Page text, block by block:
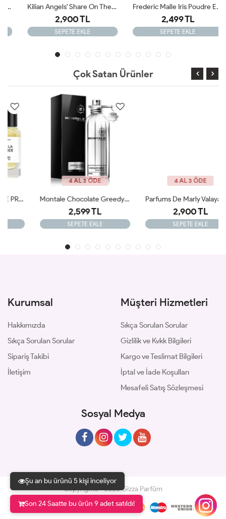
Şu an bu ürünü 5 kişi inceliyor
Son 24 Saatte bu ürün 9 adet satıldı!
Kilian Angels' Share On The Rocks - Eau De Parfum ARC
2,900 TL
SEPETE EKLE
Frederic Malle Iris Poudre Edp 100 Ml ARC
2,499 TL
SEPETE EKLE
Çok Satan Ürünler
4 AL 3 ÖDE
Montale Chocolate Greedy EDP 100 Ml Unisex Parfüm JLT
2,599 TL
SEPETE EKLE
4 AL 3 ÖDE
Parfums De Marly Valaya 75 Ml JLT
2,900 TL
SEPETE EKLE
Kurumsal
Hakkımızda
Sıkça Sorulan Sorular
Sipariş Takibi
İletişim
Müşteri Hizmetleri
Sıkça Sorulan Sorular
Gizlilik ve Kvkk Bilgileri
Kargo ve Teslimat Bilgileri
İptal ve İade Koşulları
Mesafeli Satış Sözleşmesi
Sosyal Medya
Copyrights © 2026 Gizza Parfüm